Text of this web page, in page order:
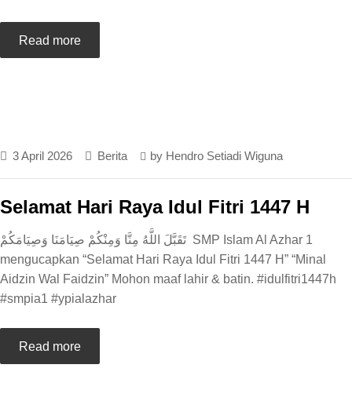
Read more
3 April 2026 Berita by Hendro Setiadi Wiguna
Selamat Hari Raya Idul Fitri 1447 H
تَقَبَّلَ اللَّهُ مِنَّا وَمِنْكُمْ صِيَامَنَا وَصِيَامَكُمْ SMP Islam Al Azhar 1
mengucapkan “Selamat Hari Raya Idul Fitri 1447 H” “Minal
Aidzin Wal Faidzin” Mohon maaf lahir & batin. #idulfitri1447h
#smpia1 #ypialazhar
Read more